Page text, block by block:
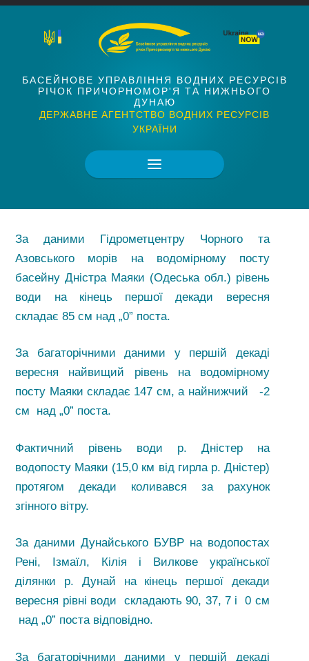
БАСЕЙНОВЕ УПРАВЛІННЯ ВОДНИХ РЕСУРСІВ
РІЧОК ПРИЧОРНОМОР'Я ТА НИЖНЬОГО
ДУНАЮ
ДЕРЖАВНЕ АГЕНТСТВО ВОДНИХ РЕСУРСІВ
УКРАЇНИ
За даними Гідрометцентру Чорного та
Азовського морів на водомірному посту
басейну Дністра Маяки (Одеська обл.) рівень
води на кінець першої декади вересня
складає 85 см над „0” поста.
За багаторічними даними у першій декаді
вересня найвищий рівень на водомірному
посту Маяки складає 147 см, а найнижчий -2
см над „0” поста.
Фактичний рівень води р. Дністер на
водопосту Маяки (15,0 км від гирла р. Дністер)
протягом декади коливався за рахунок
згінного вітру.
За даними Дунайського БУВР на водопостах
Рені, Ізмаїл, Кілія і Вилкове української
ділянки р. Дунай на кінець першої декади
вересня рівні води складають 90, 37, 7 і 0 см
над „0” поста відповідно.
За багаторічними даними у першій декаді